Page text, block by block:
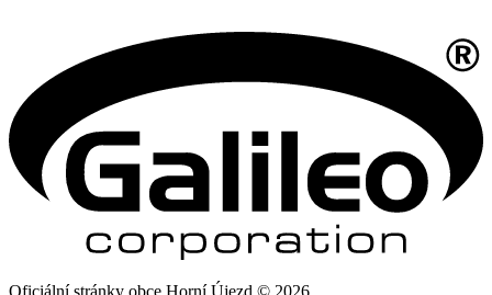
Oficiální stránky obce Horní Újezd © 2026